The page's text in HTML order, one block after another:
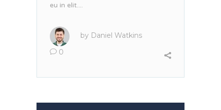
eu in elit....
by Daniel Watkins
0